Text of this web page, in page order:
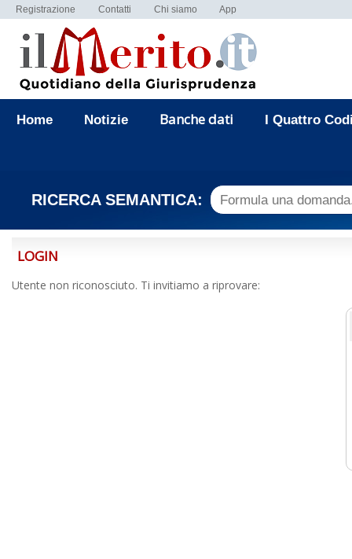
Registrazione Contatti Chi siamo App
Home Notizie Banche dati I Quattro
RICERCA SEMANTICA:
LOGIN
Utente non riconosciuto. Ti invitiamo a riprovare: